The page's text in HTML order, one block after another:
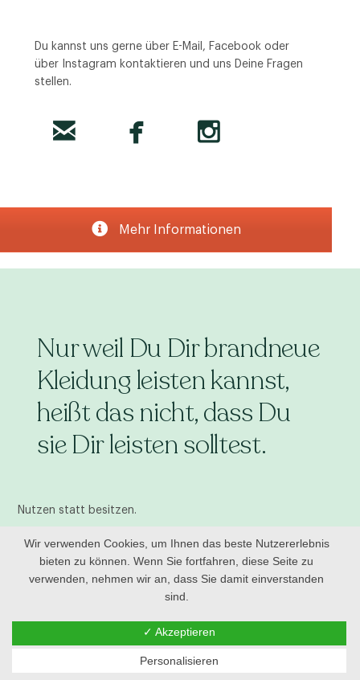
Du kannst uns gerne über E-Mail, Facebook oder
über Instagram kontaktieren und uns Deine Fragen
stellen.
Mehr Informationen
Nur weil Du Dir brandneue
Kleidung leisten kannst,
heißt das nicht, dass Du
sie Dir leisten solltest.
Nutzen statt besitzen.
#kindbyfamily
Jetzt vorbestellen
Wir verwenden Cookies, um Ihnen das beste Nutzererlebnis
bieten zu können. Wenn Sie fortfahren, diese Seite zu
verwenden, nehmen wir an, dass Sie damit einverstanden
sind.
✓ Akzeptieren
Personalisieren